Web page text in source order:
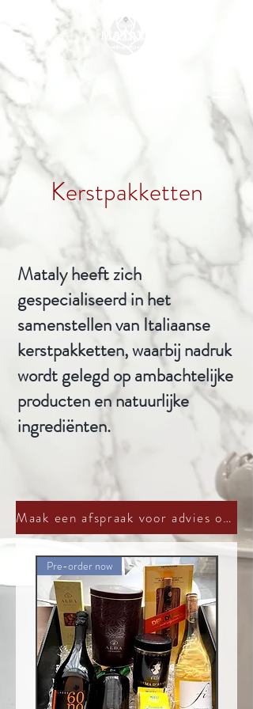
Kerstpakketten
Mataly heeft zich
gespecialiseerd in het
samenstellen van Italiaanse
kerstpakketten, waarbij nadruk
wordt gelegd op ambachtelijke
producten en natuurlijke
ingrediënten.
Maak een afspraak voor advies op maat
Pre-order now